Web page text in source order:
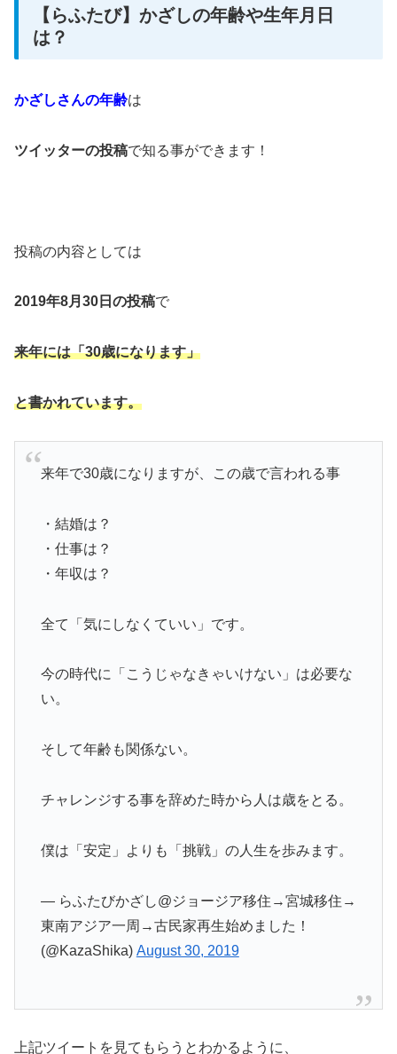
【らふたび】かざしの年齢や生年月日
は？
かざしさんの年齢は
ツイッターの投稿で知る事ができます！
投稿の内容としては
2019年8月30日の投稿で
来年には「30歳になります」
と書かれています。
来年で30歳になりますが、この歳で言われる事
・結婚は？
・仕事は？
・年収は？
全て「気にしなくていい」です。
今の時代に「こうじゃなきゃいけない」は必要な
い。
そして年齢も関係ない。
チャレンジする事を辞めた時から人は歳をとる。
僕は「安定」よりも「挑戦」の人生を歩みます。
— らふたびかざし@ジョージア移住→宮城移住→
東南アジア一周→古民家再生始めました！
(@KazaShika) August 30, 2019
上記ツイートを見てもらうとわかるように、